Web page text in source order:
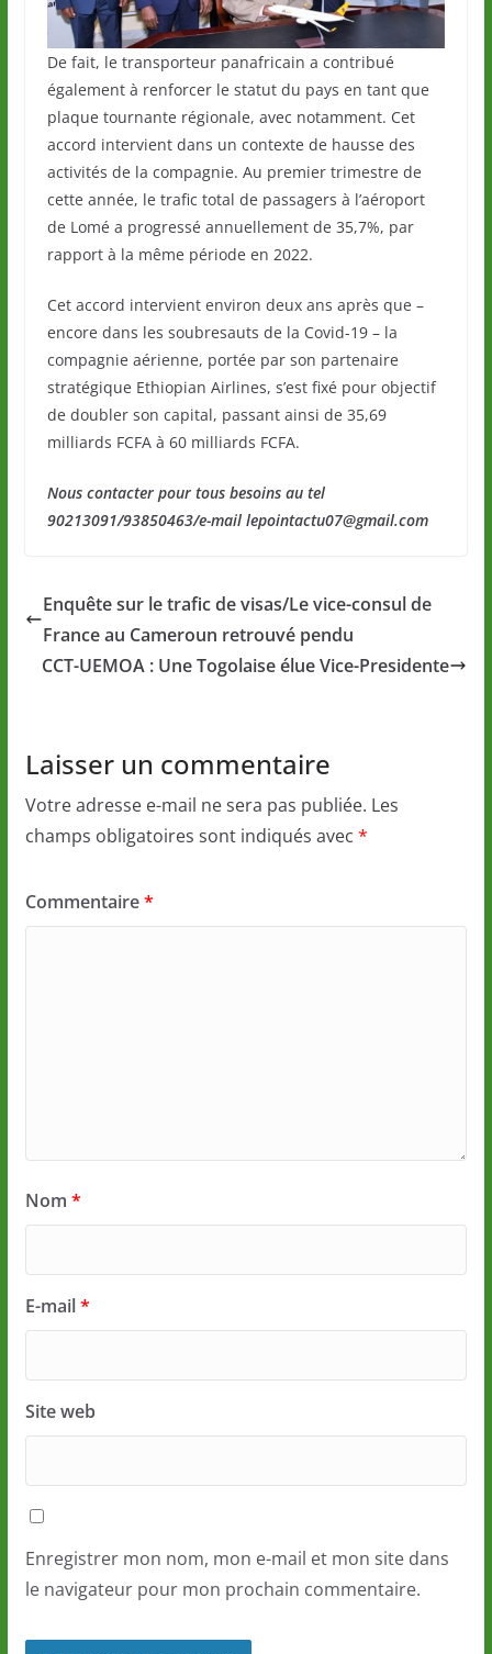
De fait, le transporteur panafricain a contribué
également à renforcer le statut du pays en tant que
plaque tournante régionale, avec notamment. Cet
accord intervient dans un contexte de hausse des
activités de la compagnie. Au premier trimestre de
cette année, le trafic total de passagers à l’aéroport
de Lomé a progressé annuellement de 35,7%, par
rapport à la même période en 2022.
Cet accord intervient environ deux ans après que –
encore dans les soubresauts de la Covid-19 – la
compagnie aérienne, portée par son partenaire
stratégique Ethiopian Airlines, s’est fixé pour objectif
de doubler son capital, passant ainsi de 35,69
milliards FCFA à 60 milliards FCFA.
Nous contacter pour tous besoins au tel
90213091/93850463/e-mail lepointactu07@gmail.com
Enquête sur le trafic de visas/Le vice-consul de
France au Cameroun retrouvé pendu
CCT-UEMOA : Une Togolaise élue Vice-Presidente
Laisser un commentaire
Votre adresse e-mail ne sera pas publiée. Les
champs obligatoires sont indiqués avec *
Commentaire*
Nom *
E-mail*
Site web
Enregistrer mon nom, mon e-mail et mon site dans
le navigateur pour mon prochain commentaire.